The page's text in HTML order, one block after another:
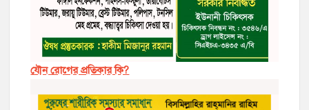
যৌন রোগের প্রতিকার কি?